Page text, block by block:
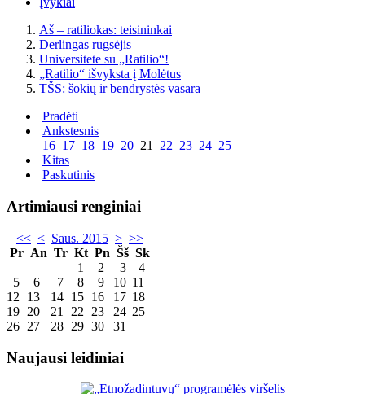
Aš – ratiliokas: teisininkai
Derlingas rugsėjis
Universitete su „Ratilio“!
„Ratilio“ išvyksta į Molėtus
TŠS: šokių ir bendrystės vasara
Pradėti
Ankstesnis
16 17 18 19 20 21 22 23 24 25
Kitas
Paskutinis
Artimiausi renginiai
<< < Saus. 2015 > >>
Pr An Tr Kt Pn Šš Sk
1
2 3
4
5
6 7 8 9 10 11
12
13 14 15 16 17 18
19 20 21 22 23 24 25
26 27 28 29 30 31
Naujausi leidiniai